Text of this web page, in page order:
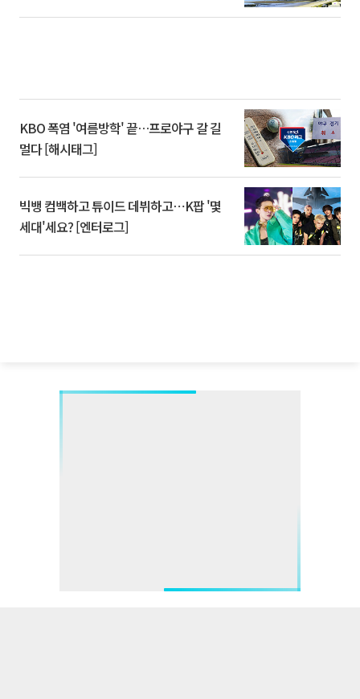
KBO 폭염 '여름방학' 끝…프로야구 갈 길
멀다 [해시태그]
빅뱅 컴백하고 튜이드 데뷔하고⋯K팝 '몇
세대'세요? [엔터로그]